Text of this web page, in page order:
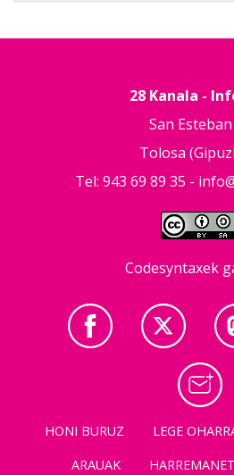
28 Kanala -
San
Tolosa
Tel: 943 69 89 35 -
Codesyntaxek
HONI BURUZ LEGE
ARAUAK